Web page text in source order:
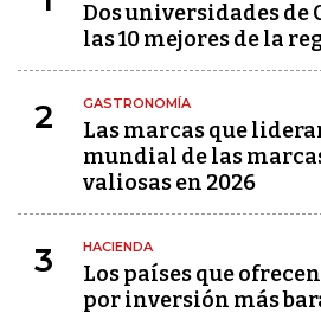
Dos universidades de
las 10 mejores de la
2 GASTRONOMÍA
Las marcas que
mundial de las
valiosas en 2026
3 HACIENDA
Los países que
por inversión más